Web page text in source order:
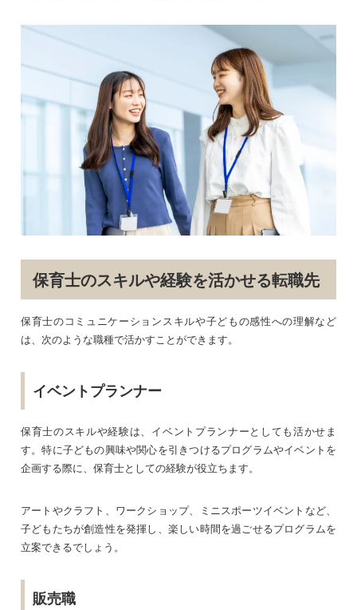
保育士のスキルや経験を活かせる転職先
保育士のコミュニケーションスキルや子どもの感性への理解など
は、次のような職種で活かすことができます。
イベントプランナー
保育士のスキルや経験は、イベントプランナーとしても活かせま
す。特に子どもの興味や関心を引きつけるプログラムやイベントを
企画する際に、保育士としての経験が役立ちます。
アートやクラフト、ワークショップ、ミニスポーツイベントなど、
子どもたちが創造性を発揮し、楽しい時間を過ごせるプログラムを
立案できるでしょう。
販売職